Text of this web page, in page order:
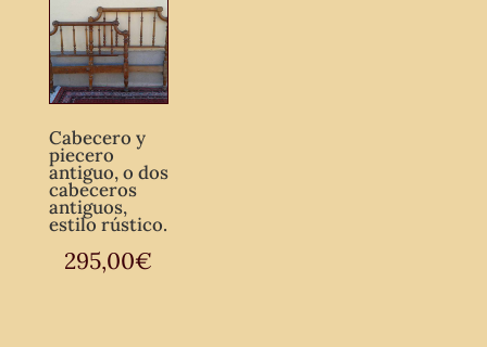
Cabecero y
piecero
antiguo, o dos
cabeceros
antiguos,
estilo rústico.
295,00€